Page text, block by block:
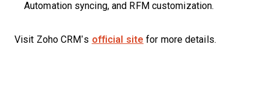
Automation syncing, and RFM customization.
Visit Zoho CRM’s official site for more details.